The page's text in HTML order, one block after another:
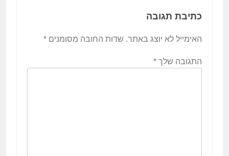
כתיבת תגובה
האימייל לא יוצג באתר. שדות החובה מסומנים *
התגובה שלך *